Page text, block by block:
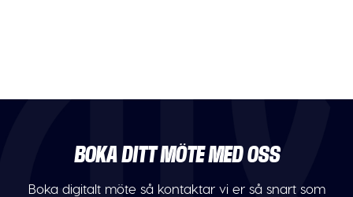
BOKA DITT MÖTE MED OSS
Boka digitalt möte så kontaktar vi er så snart som